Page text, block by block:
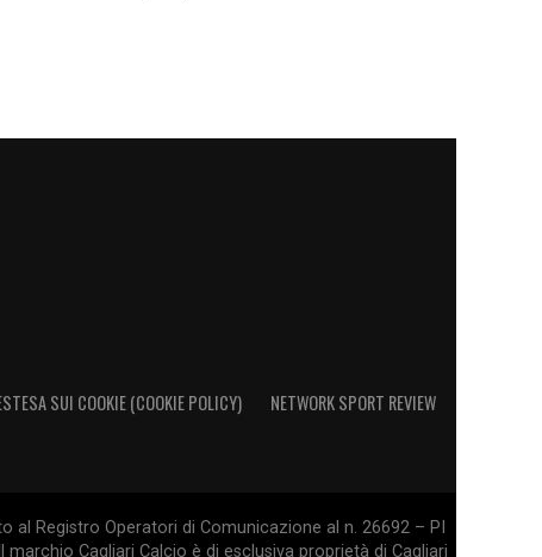
SUI COOKIE (COOKIE POLICY) NETWORK SPORT REVIEW
Registro Operatori di Comunicazione al n. 26692 – PI
Cagliari Calcio è di esclusiva proprietà di Cagliari